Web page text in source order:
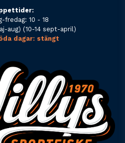
fredag: 10 - 18
aug) (10-14 sept-april)
dagar: stängt